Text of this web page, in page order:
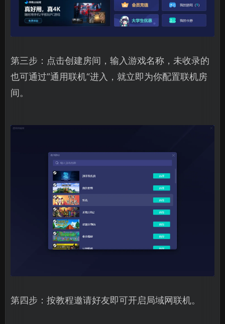
第三步：点击创建房间，输入游戏名称，未收录的
也可通过”通用联机“进入，就立即为你配置联机房
间。
第四步：按教程邀请好友即可开启局域网联机。